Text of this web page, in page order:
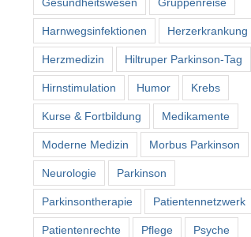
Harnwegsinfektionen Herzerkrankung
Herzmedizin Hiltruper Parkinson-Tag
Hirnstimulation Humor Krebs
Kurse & Fortbildung Medikamente
Moderne Medizin Morbus Parkinson
Neurologie Parkinson
Parkinsontherapie Patientennetzwerk
Patientenrechte Pflege Psyche